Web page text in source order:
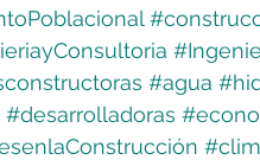
#agua
#desarrolladoras